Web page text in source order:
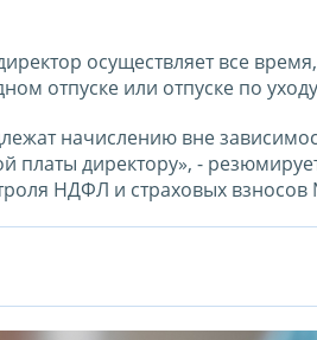
осуществляет все
отпуске или отпуске по
начислению вне
платы директору», -
НДФЛ и страховых